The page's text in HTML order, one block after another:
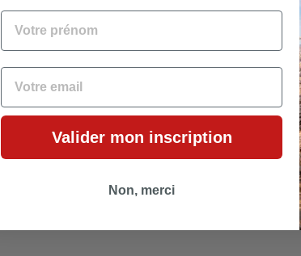
VOTRE PRÉNOM
EMAIL
Valider mon inscription
Non, merci